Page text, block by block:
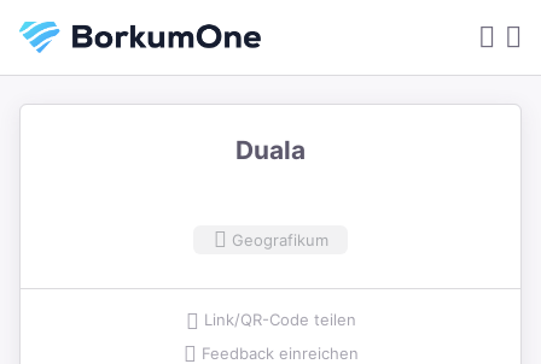
Duala
Geografikum
Link/QR-Code teilen
Feedback einreichen